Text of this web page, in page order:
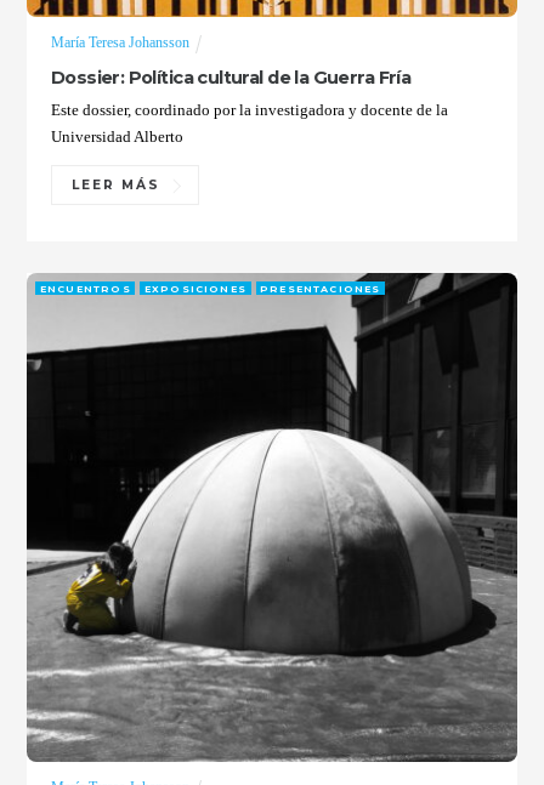
Dossier: Política cultural de la Guerra Fría
María Teresa Johansson
Este dossier, coordinado por la investigadora y docente de la
Universidad Alberto
LEER MÁS
ENCUENTROS EXPOSICIONES PRESENTACIONES